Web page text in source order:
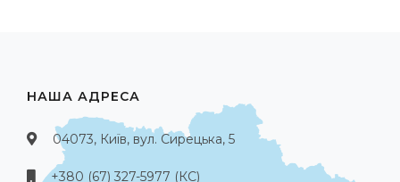
НАША АДРЕСА
04073, Київ, вул. Сирецька, 5
+380 (67) 327-5977 (КС)